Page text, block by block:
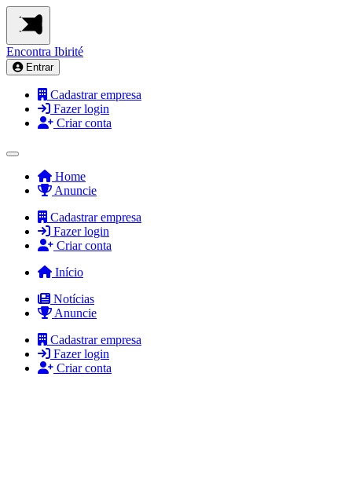
Encontra Ibirité
Entrar
Cadastrar empresa
Fazer login
Criar conta
Home
Anuncie
Cadastrar empresa
Fazer login
Criar conta
Início
Notícias
Anuncie
Cadastrar empresa
Fazer login
Criar conta